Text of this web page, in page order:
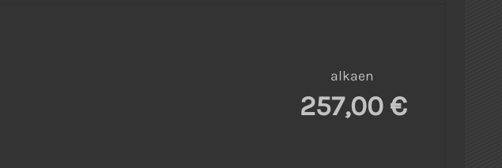
alkaen
257,00 €